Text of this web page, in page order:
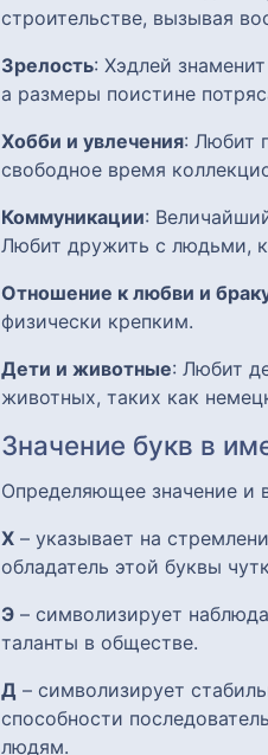
строительстве, вызывая
Зрелость: Хэдлей
а размеры поистине
Хобби и увлечения: Любит
свободное время
Коммуникации:
Любит дружить с людьми,
Отношение к любви и
физически крепким.
Дети и животные: Любит
животных, таких как
Значение букв в
Определяющее значение и
Х – указывает на
обладатель этой буквы
Э – символизирует
таланты в обществе.
Д – символизирует
способности
людям.